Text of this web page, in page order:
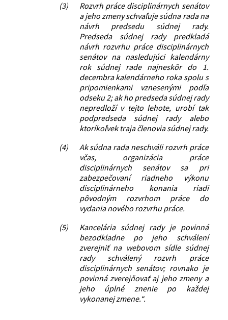
(3)
Rozvrh práce disciplinárnych senátov
a jeho zmeny schvaľuje súdna rada na
návrh predsedu súdnej rady.
Predseda súdnej rady predkladá
návrh rozvrhu práce disciplinárnych
senátov na nasledujúci kalendárny
rok súdnej rade najneskôr do 1.
decembra kalendárneho roka spolu s
pripomienkami vznesenými podľa
odseku 2; ak ho predseda súdnej rady
nepredloží v tejto lehote, urobí tak
podpredseda súdnej rady alebo
ktoríkoľvek traja členovia súdnej rady.
(4)
Ak súdna rada neschváli rozvrh práce
včas, organizácia práce
disciplinárnych senátov sa pri
zabezpečovaní riadneho výkonu
disciplinárneho konania riadi
pôvodným rozvrhom práce do
vydania nového rozvrhu práce.
(5)
Kancelária súdnej rady je povinná
bezodkladne po jeho schválení
zverejniť na webovom sídle súdnej
rady schválený rozvrh práce
disciplinárnych senátov; rovnako je
povinná zverejňovať aj jeho zmeny a
jeho úplné znenie po každej
vykonanej zmene.“.